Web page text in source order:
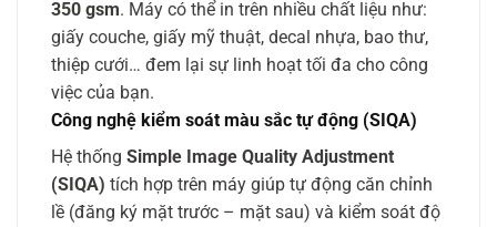
350 gsm. Máy có thể in trên nhiều chất liệu như:
giấy couche, giấy mỹ thuật, decal nhựa, bao thư,
thiệp cưới… đem lại sự linh hoạt tối đa cho công
việc của bạn.
Công nghệ kiểm soát màu sắc tự động (SIQA)
Hệ thống Simple Image Quality Adjustment
(SIQA) tích hợp trên máy giúp tự động căn chỉnh
lề (đăng ký mặt trước – mặt sau) và kiểm soát độ